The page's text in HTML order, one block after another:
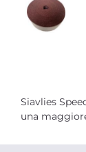
Siavlies
una